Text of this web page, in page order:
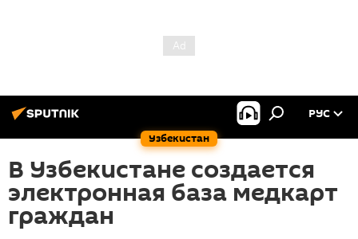
Узбекистан
РУС
В Узбекистане создается
электронная база медкарт
граждан